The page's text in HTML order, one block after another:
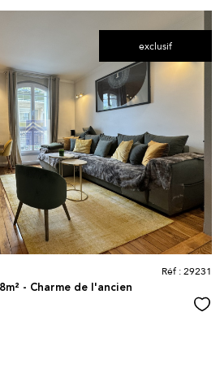
exclusif
voir le
- Charme de l'ancien
Réf : 29231